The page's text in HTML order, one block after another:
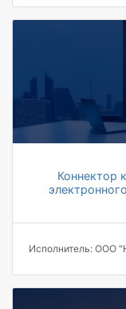
200
Коннектор
передачу
Исполнитель: ООО